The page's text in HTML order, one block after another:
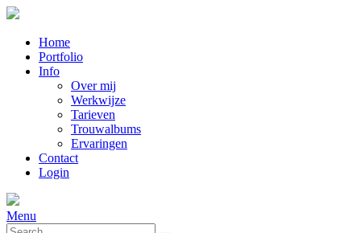
Home
Portfolio
Info
Over mij
Werkwijze
Tarieven
Trouwalbums
Ervaringen
Contact
Login
Menu